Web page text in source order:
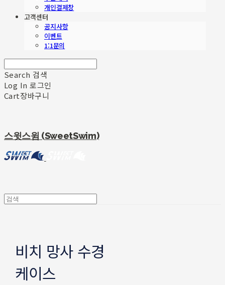
개인결제창
고객센터
공지사항
이벤트
1:1문의
Search 검색
Log In 로그인
Cart장바구니
스윗스윔 (SweetSwim)
비치 망사 수경
케이스